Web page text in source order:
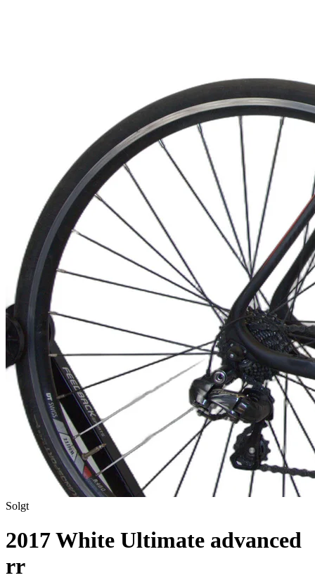
Solgt
2017 White Ultimate advanced
rr